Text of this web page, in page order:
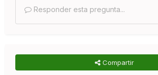
Responder esta pregunta...
Compartir